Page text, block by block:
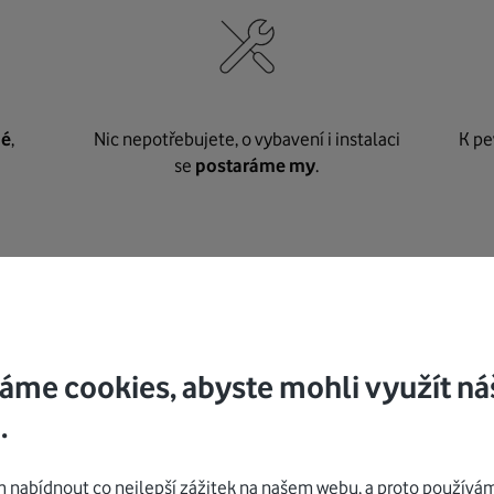
,
Nic nepotřebujete, o vybavení i instalaci
se postaráme my.
K
cookies, abyste mohli využít
nabídnout co nejlepší zážitek na našem webu, a proto